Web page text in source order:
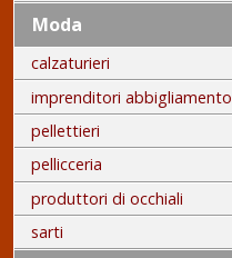
Moda
calzaturieri
imprenditori abbigliamento
pellettieri
pellicceria
produttori di occhiali
sarti